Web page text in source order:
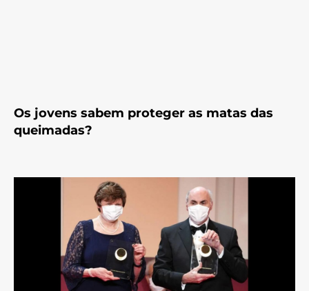
Os jovens sabem proteger as matas das
queimadas?